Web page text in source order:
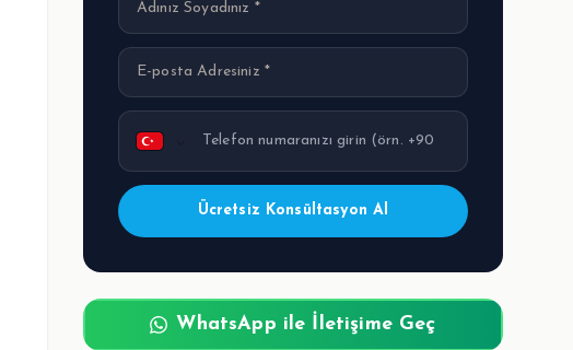
Ücretsiz Konsültasyon Al
WhatsApp ile İletişime Geç